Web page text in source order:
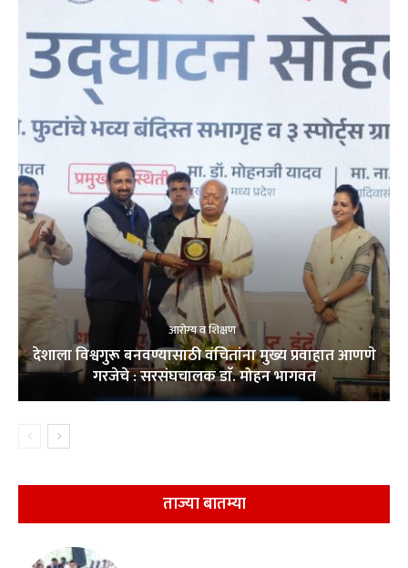
आरोग्य व शिक्षण
देशाला विश्वगुरू बनवण्यासाठी वंचितांना मुख्य प्रवाहात आणणे
गरजेचे : सरसंघचालक डाॅ. मोहन भागवत
ताज्या बातम्या